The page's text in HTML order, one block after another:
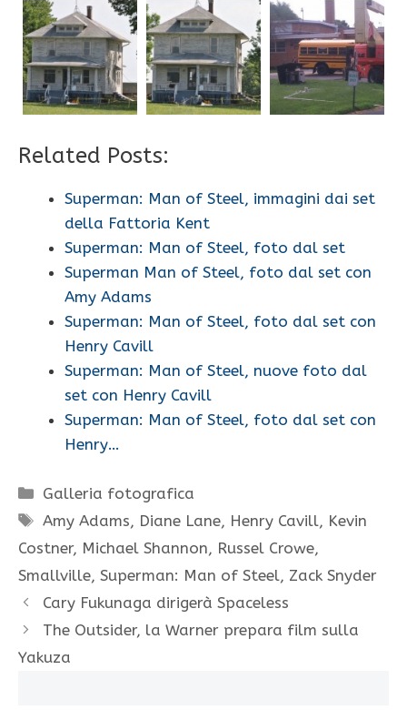
Related Posts:
Superman: Man of Steel, immagini dai set
della Fattoria Kent
Superman: Man of Steel, foto dal set
Superman Man of Steel, foto dal set con
Amy Adams
Superman: Man of Steel, foto dal set con
Henry Cavill
Superman: Man of Steel, nuove foto dal
set con Henry Cavill
Superman: Man of Steel, foto dal set con
Henry…
Categorie
Galleria fotografica
Tag
Amy Adams, Diane Lane, Henry Cavill, Kevin
Costner, Michael Shannon, Russel Crowe,
Smallville, Superman: Man of Steel, Zack Snyder
Cary Fukunaga dirigerà Spaceless
The Outsider, la Warner prepara film sulla
Yakuza